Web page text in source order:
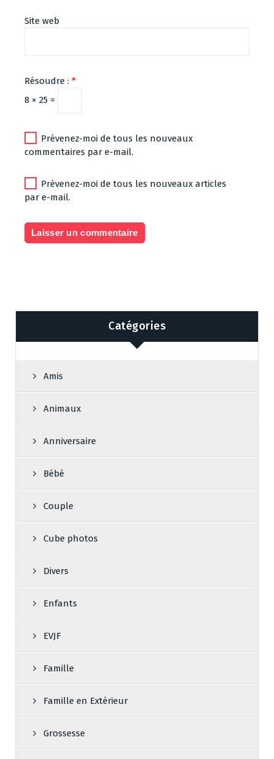
Site web
Résoudre : *
8 × 25 =
Prévenez-moi de tous les nouveaux
commentaires par e-mail.
Prévenez-moi de tous les nouveaux articles
par e-mail.
Catégories
Amis
Animaux
Anniversaire
Bébé
Couple
Cube photos
Divers
Enfants
EVJF
Famille
Famille en Extérieur
Grossesse